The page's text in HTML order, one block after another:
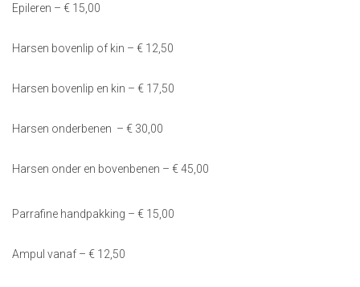
Epileren – € 15,00
Harsen bovenlip of kin – € 12,50
Harsen bovenlip en kin – € 17,50
Harsen onderbenen – € 30,00
Harsen onder en bovenbenen – € 45,00
Parrafine handpakking – € 15,00
Ampul vanaf – € 12,50